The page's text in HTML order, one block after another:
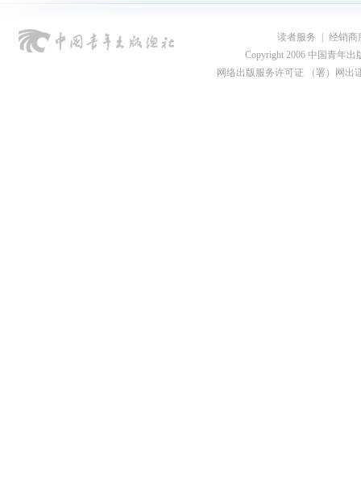
读者服务
经销商
Copyright 2006 中国青年出
网络出版服务许可证 （署）网出